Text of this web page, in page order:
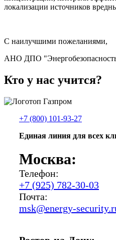
локализации источников
С наилучшими пожеланиями,
АНО ДПО
Кто у нас учится?
+7 (800) 101-93-27
Единая линия для всех
Москва:
Телефон:
+7 (925) 782-30-03
Почта:
msk@energy-